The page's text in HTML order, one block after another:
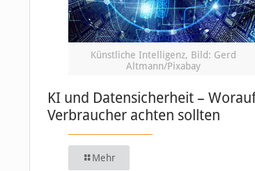
Künstliche Intelligenz, Bild: Gerd
Altmann/Pixabay
KI und Datensicherheit –
Verbraucher achten sollten
Mehr